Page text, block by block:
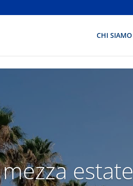
CHI SIAMO
estate